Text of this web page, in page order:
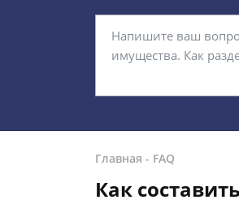
Главная - FAQ
Как